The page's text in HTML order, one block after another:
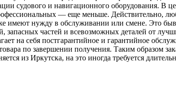
судового и навигационного оборудования. В
— еще меньше. Действительно,
имеют нужду в обслуживании или смене. Это
запасных частей и всевозможных деталей от
на себя постгарантийное и гарантийное
по завершении получения. Таким образом
из Иркутска, на это иногда требуется